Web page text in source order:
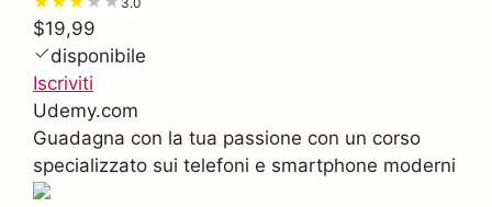
$19,99
disponibile
Iscriviti
Udemy.com
Guadagna con la tua passione con un corso
specializzato sui telefoni e smartphone moderni